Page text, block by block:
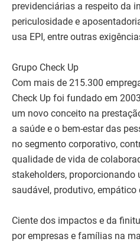
previdenciárias a respeito da
periculosidade e
usa EPI, entre outras
Grupo Check Up
Com mais de 215.300
Check Up foi fundado em
um novo conceito na
a saúde e o bem-estar das
no segmento corporativo,
qualidade de vida de
stakeholders, proporcionando
saudável, produtivo, empático
Ciente dos impactos e da
por empresas e famílias na